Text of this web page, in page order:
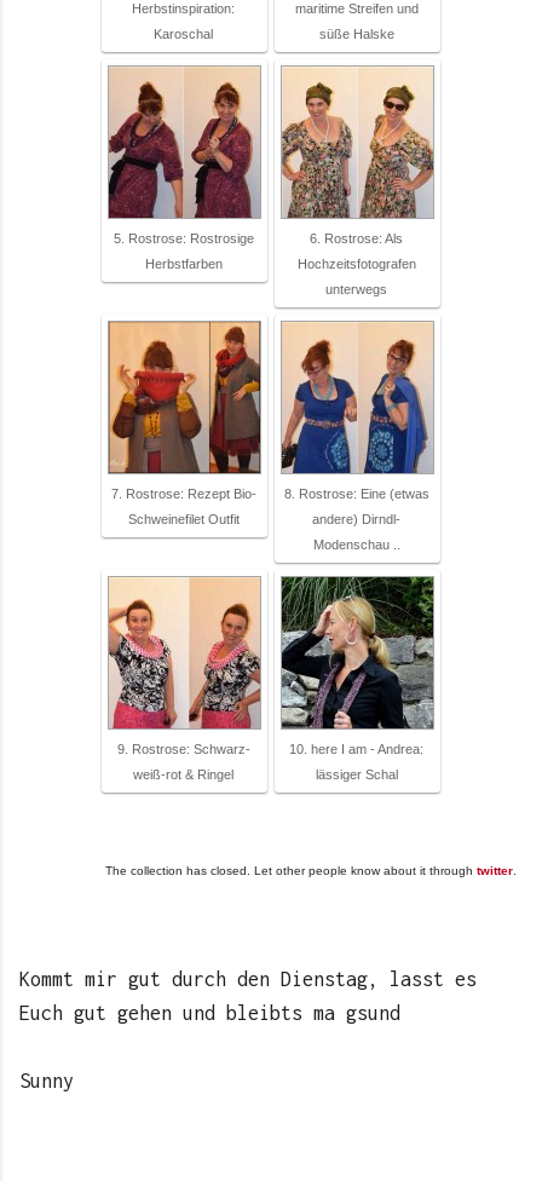
Herbstinspiration:
Karoschal
maritime Streifen und
süße Halske
5. Rostrose: Rostrosige
Herbstfarben
6. Rostrose: Als
Hochzeitsfotografen
unterwegs
7. Rostrose: Rezept Bio-
Schweinefilet Outfit
8. Rostrose: Eine (etwas
andere) Dirndl-
Modenschau ..
9. Rostrose: Schwarz-
weiß-rot & Ringel
10. here I am - Andrea:
lässiger Schal
The collection has closed. Let other people know about it through twitter
Kommt mir gut durch den Dienstag, lasst es
Euch gut gehen und bleibts ma gsund
Sunny